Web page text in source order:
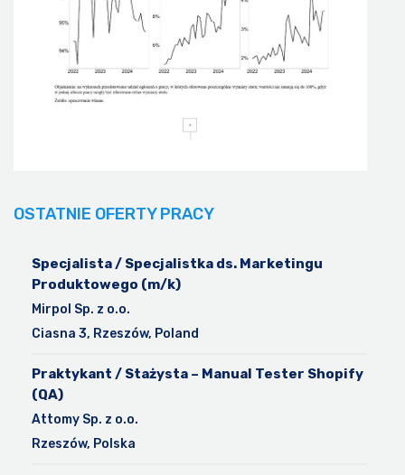
OSTATNIE OFERTY PRACY
Specjalista / Specjalistka ds. Marketingu
Produktowego (m/k)
Mirpol Sp. z o.o.
Ciasna 3, Rzeszów, Poland
Praktykant / Stażysta – Manual Tester Shopify
(QA)
Attomy Sp. z o.o.
Rzeszów, Polska